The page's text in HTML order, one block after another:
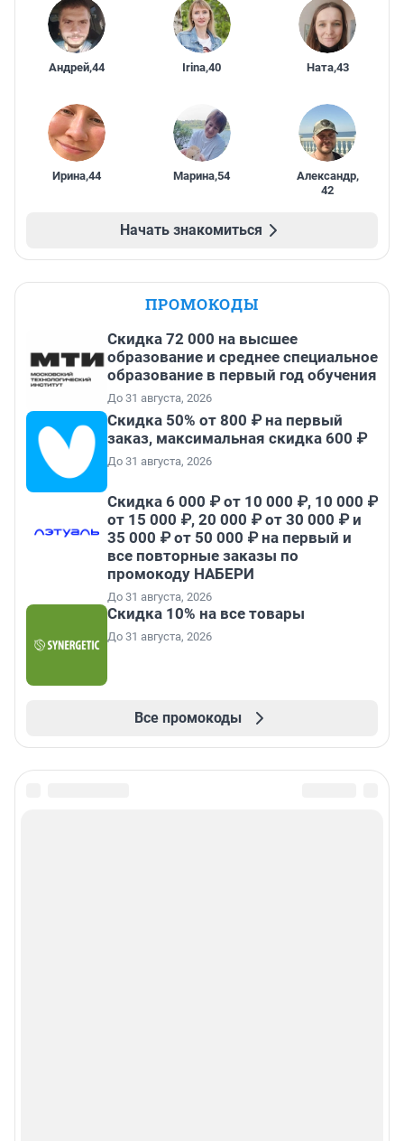
Андрей,44 Irina,40 Ната,43
Ирина,44 Марина,54 Александр,
42
Начать знакомиться
ПРОМОКОДЫ
Скидка 72 000 на высшее
образование и среднее специальное
образование в первый год обучения
До 31 августа, 2026
Скидка 50% от 800 ₽ на первый
заказ, максимальная скидка 600 ₽
До 31 августа, 2026
Скидка 6 000 ₽ от 10 000 ₽, 10 000 ₽
от 15 000 ₽, 20 000 ₽ от 30 000 ₽ и
35 000 ₽ от 50 000 ₽ на первый и
все повторные заказы по
промокоду НАБЕРИ
До 31 августа, 2026
Скидка 10% на все товары
До 31 августа, 2026
Все промокоды